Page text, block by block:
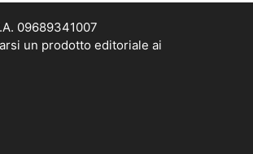
09689341007
un prodotto editoriale ai